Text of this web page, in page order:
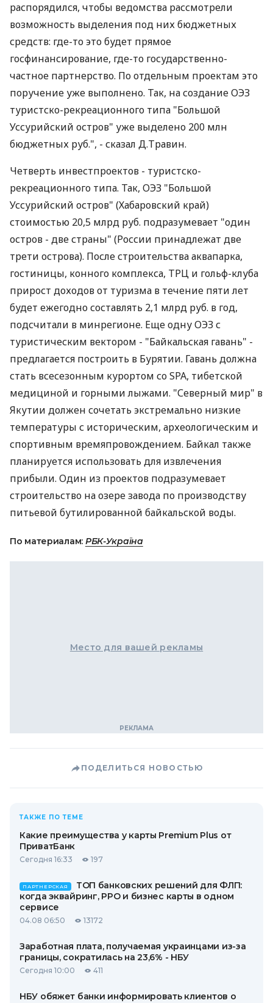
распорядился, чтобы ведомства рассмотрели
возможность выделения под них бюджетных
средств: где-то это будет прямое
госфинансирование, где-то государственно-
частное партнерство. По отдельным проектам это
поручение уже выполнено. Так, на создание ОЭЗ
туристско-рекреационного типа "Большой
Уссурийский остров" уже выделено 200 млн
бюджетных руб.", - сказал Д.Травин.
Четверть инвестпроектов - туристско-
рекреационного типа. Так, ОЭЗ "Большой
Уссурийский остров" (Хабаровский край)
стоимостью 20,5 млрд руб. подразумевает "один
остров - две страны" (России принадлежат две
трети острова). После строительства аквапарка,
гостиницы, конного комплекса, ТРЦ и гольф-клуба
прирост доходов от туризма в течение пяти лет
будет ежегодно составлять 2,1 млрд руб. в год,
подсчитали в минрегионе. Еще одну ОЭЗ с
туристическим вектором - "Байкальская гавань" -
предлагается построить в Бурятии. Гавань должна
стать всесезонным курортом со SPA, тибетской
медициной и горными лыжами. "Северный мир" в
Якутии должен сочетать экстремально низкие
температуры с историческим, археологическим и
спортивным времяпровождением. Байкал также
планируется использовать для извлечения
прибыли. Один из проектов подразумевает
строительство на озере завода по производству
питьевой бутилированной байкальской воды.
По материалам: РБК-Україна
Место для вашей рекламы
ПОДЕЛИТЬСЯ НОВОСТЬЮ
ТАКЖЕ ПО ТЕМЕ
Какие преимущества у карты Premium Plus от
ПриватБанк
Сегодня 16:33 197
ПАРТНЕРСКАЯ
ТОП банковских решений для ФЛП:
когда эквайринг, РРО и бизнес карты в одном
сервисе
04.08 06:50 13172
Заработная плата, получаемая украинцами из-за
границы, сократилась на 23,6% - НБУ
Сегодня 10:00 411
НБУ обяжет банки информировать клиентов о